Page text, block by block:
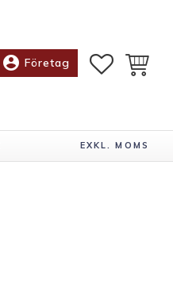
account_circle Företag
EXKL. MOMS